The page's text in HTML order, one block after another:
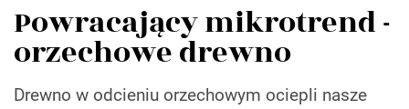
Powracający mikrotrend -
orzechowe drewno
Drewno w odcieniu orzechowym ociepli nasze